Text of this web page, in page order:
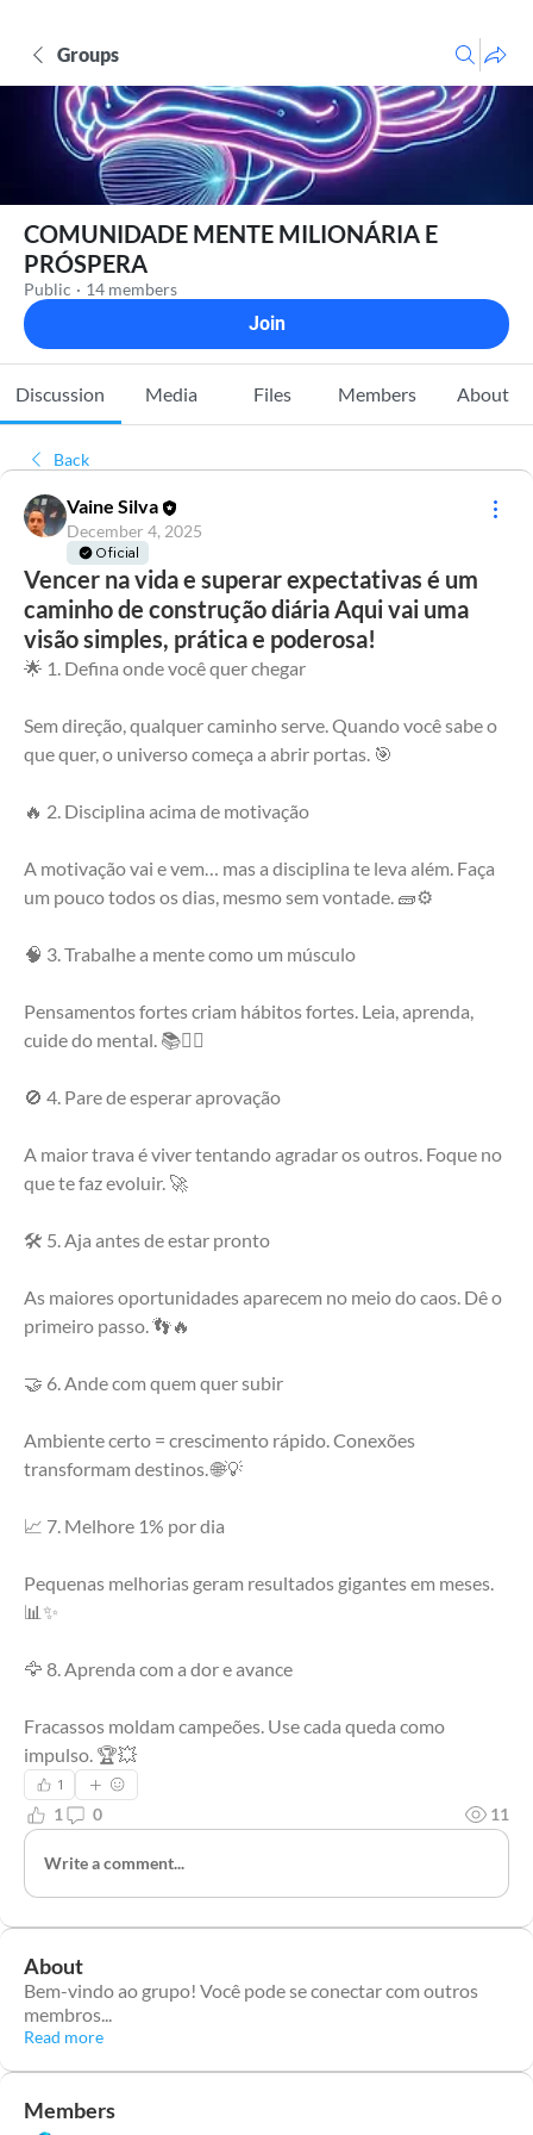
Groups
COMUNIDADE MENTE MILIONÁRIA E
PRÓSPERA
Public · 14 members
Join
Discussion Media Files Members About
Back
Vaine Silva
December 4, 2025
Oficial
Vencer na vida e superar expectativas é um
caminho de construção diária Aqui vai uma
visão simples, prática e poderosa!
🌟 1. Defina onde você quer chegar
Sem direção, qualquer caminho serve. Quando você sabe o
que quer, o universo começa a abrir portas. 🎯
🔥 2. Disciplina acima de motivação
A motivação vai e vem… mas a disciplina te leva além. Faça
um pouco todos os dias, mesmo sem vontade. 🧱⚙️
🧠 3. Trabalhe a mente como um músculo
Pensamentos fortes criam hábitos fortes. Leia, aprenda,
cuide do mental. 📚🧘‍♂️
🚫 4. Pare de esperar aprovação
A maior trava é viver tentando agradar os outros. Foque no
que te faz evoluir. 🚀
🛠️ 5. Aja antes de estar pronto
As maiores oportunidades aparecem no meio do caos. Dê o
primeiro passo. 👣🔥
🤝 6. Ande com quem quer subir
Ambiente certo = crescimento rápido. Conexões
transformam destinos. 🌐💡
📈 7. Melhore 1% por dia
Pequenas melhorias geram resultados gigantes em meses.
📊✨
🦅 8. Aprenda com a dor e avance
Fracassos moldam campeões. Use cada queda como
impulso. 🏆💥
1
1 0 11
Write a comment...
About
Bem-vindo ao grupo! Você pode se conectar com outros
membros...
Read more
Members